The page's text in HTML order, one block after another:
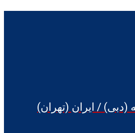
(دبی) / ایران (تهران)